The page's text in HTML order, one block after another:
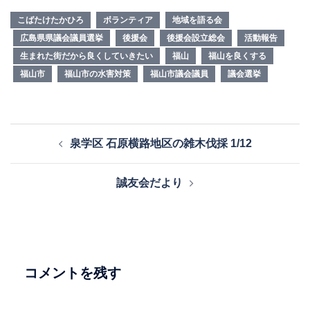
こばたけたかひろ ボランティア
地域を語る会
広島県県議会議員選挙
後援会 後援会設立総会
活動報告
生まれた街だから良くしていきたい
福山
福山を良くする
福山市
福山市の水害対策 福山市議会議員 議会選挙
ョ
泉学区 石原横路地区の雑木伐採 1/12
誠友会だより
コメントを残す